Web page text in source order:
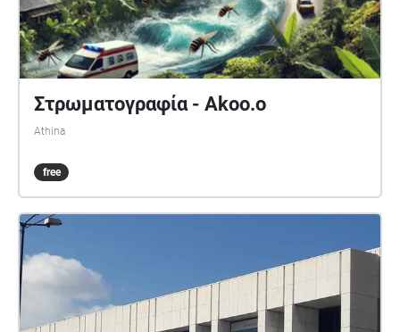
Στρωματογραφία - Akoo.o
Athina
free